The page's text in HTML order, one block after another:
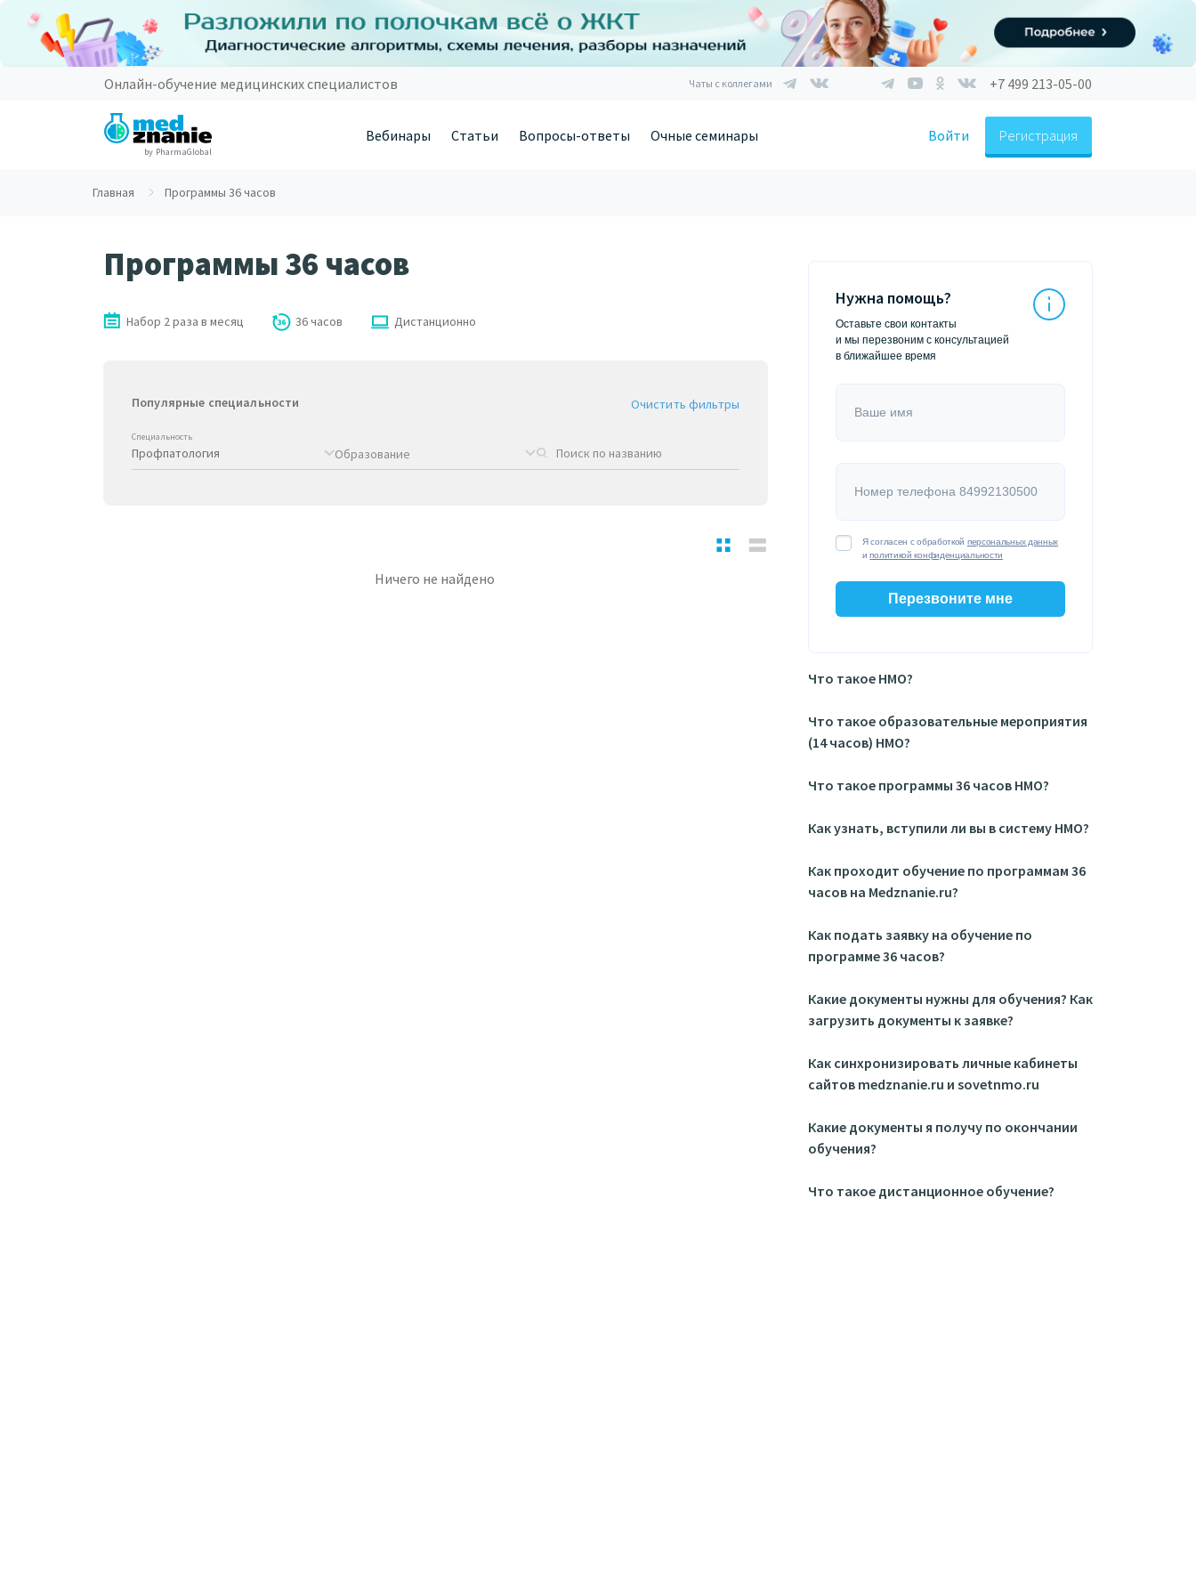
Онлайн-обучение медицинских специалистов Чаты с коллегами +7 499 213-05-00
by PharmaGlobal
Вебинары Статьи Вопросы-ответы Очные семинары Войти Регистрация
Главная Программы 36 часов
Программы 36 часов
Набор 2 раза в месяц 36 часов Дистанционно
Популярные специальности Очистить фильтры
Специальность
Образование
Ничего не найдено
Нужна помощь?
Оставьте свои контакты
и мы перезвоним с консультацией
в ближайшее время
Ваше имя
Номер телефона 84992130500
Я согласен с обработкой персональных данных
иполитикой конфиденциальности
Перезвоните мне
Что такое НМО?
Что такое образовательные мероприятия
(14 часов) НМО?
Что такое программы 36 часов НМО?
Как узнать, вступили ли вы в систему НМО?
Как проходит обучение по программам 36
часов на Medznanie.ru?
Как подать заявку на обучение по
программе 36 часов?
Какие документы нужны для обучения? Как
загрузить документы к заявке?
Как синхронизировать личные кабинеты
сайтов medznanie.ru и sovetnmo.ru
Какие документы я получу по окончании
обучения?
Что такое дистанционное обучение?